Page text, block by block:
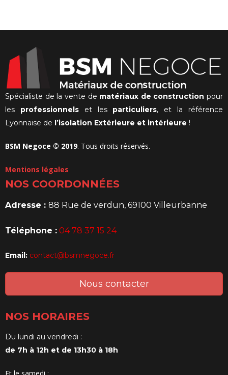
475,00€.
est :
Spécialiste de la vente de matériaux de construction pour
les professionnelset les particuliers, et la référence
Lyonnaise de l’isolation Extérieure et intérieure !
BSM Negoce © 2019. Tous droits réservés.
Mentions légales
NOS COORDONNÉES
Adresse : 88 Rue de verdun, 69100 Villeurbanne
Téléphone : 04 78 37 15 24
Email: contact@bsmnegoce.fr
Nous contacter
NOS HORAIRES
Du lundi au vendredi :
de 7h à 12h et de 13h30 à 18h